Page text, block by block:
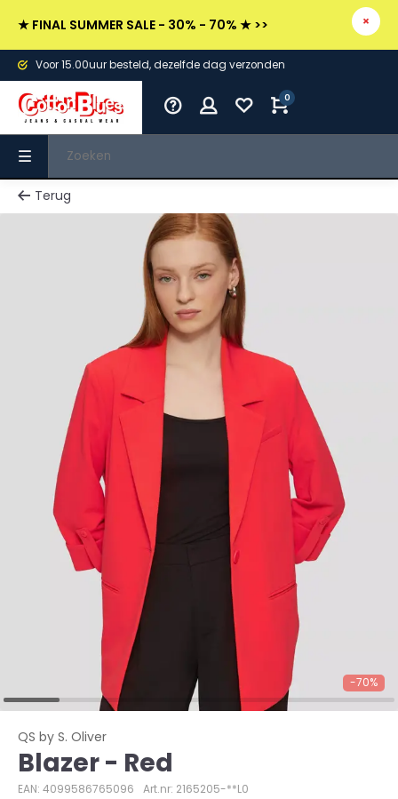
★ FINAL SUMMER SALE - 30% - 70% ★ >>
Voor 15.00uur besteld, dezelfde dag verzonden
0
Terug
-70%
QS by S. Oliver
Blazer - Red
EAN: 4099586765096 Art.nr: 2165205-**L0